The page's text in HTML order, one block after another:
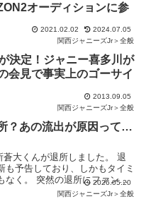
オーディションに参
2021.02.02
2024.07.05
関西ジャニーズJr＞全般
決定！ジャニー喜多川が
会見で事実上のゴーサイ
2013.09.05
関西ジャニーズJr＞全般
？あの流出が原因って…
大くんが退所しました。 退
予告しており、しかもタイミ
なく。 突然の退所にファンは
。 いったいな
2026.05.20
関西ジャニーズJr＞全般